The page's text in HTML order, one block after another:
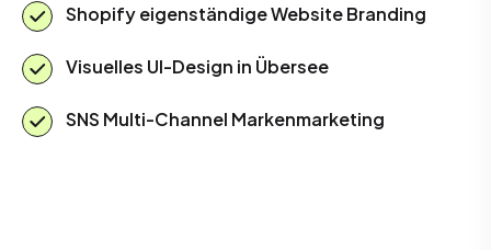
Shopify eigenständige Website Branding
Visuelles UI-Design in Übersee
SNS Multi-Channel Markenmarketing